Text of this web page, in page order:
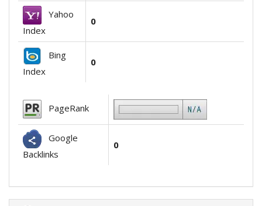
Yahoo
Index
0
Bing
Index
0
PageRank
Google
Backlinks
0